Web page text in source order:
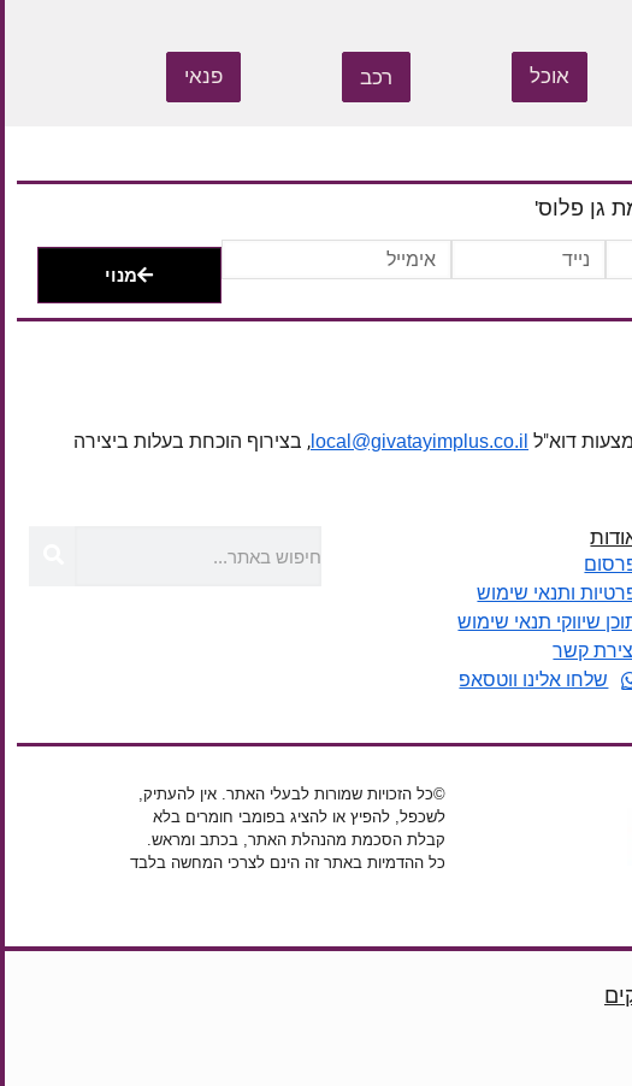
אוכל רכב פנאי
גן פלוס'
מנוי
דוא"ל local@givatayimplus.co.il , בצירוף הוכחת בעלות ביצירה
ותנאי שימוש
שיווקי תנאי שימוש
קשר
שלחו אלינו ווטסאפ
©כל הזכויות שמורות לבעלי האתר. אין להעתיק,
לשכפל, להפיץ או להציג בפומבי חומרים בלא
קבלת הסכמת מהנהלת האתר, בכתב ומראש.
כל ההדמיות באתר זה הינם לצרכי המחשה בלבד